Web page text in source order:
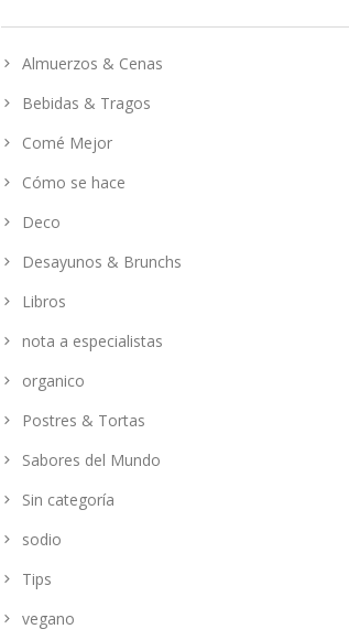
Almuerzos & Cenas
Bebidas & Tragos
Comé Mejor
Cómo se hace
Deco
Desayunos & Brunchs
Libros
nota a especialistas
organico
Postres & Tortas
Sabores del Mundo
Sin categoría
sodio
Tips
vegano